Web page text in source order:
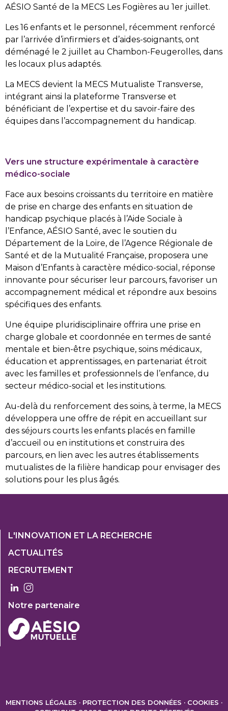
AÉSIO Santé de la MECS Les Fogières au 1er juillet.
Les 16 enfants et le personnel, récemment renforcé
par l’arrivée d’infirmiers et d’aides-soignants, ont
déménagé le 2 juillet au Chambon-Feugerolles, dans
les locaux plus adaptés.
La MECS devient la MECS Mutualiste Transverse,
intégrant ainsi la plateforme Transverse et
bénéficiant de l’expertise et du savoir-faire des
équipes dans l’accompagnement du handicap.
Vers une structure expérimentale à caractère
médico-sociale
Face aux besoins croissants du territoire en matière
de prise en charge des enfants en situation de
handicap psychique placés à l’Aide Sociale à
l’Enfance, AÉSIO Santé, avec le soutien du
Département de la Loire, de l’Agence Régionale de
Santé et de la Mutualité Française, proposera une
Maison d’Enfants à caractère médico-social, réponse
innovante pour sécuriser leur parcours, favoriser un
accompagnement médical et répondre aux besoins
spécifiques des enfants.
Une équipe pluridisciplinaire offrira une prise en
charge globale et coordonnée en termes de santé
mentale et bien-être psychique, soins médicaux,
éducation et apprentissages, en partenariat étroit
avec les familles et professionnels de l’enfance, du
secteur médico-social et les institutions.
Au-delà du renforcement des soins, à terme, la MECS
développera une offre de répit en accueillant sur
des séjours courts les enfants placés en famille
d’accueil ou en institutions et construira des
parcours, en lien avec les autres établissements
mutualistes de la filière handicap pour envisager des
solutions pour les plus âgés.
Footer
1
Col
3
L'INNOVATION ET LA RECHERCHE
ACTUALITÉS
RECRUTEMENT
Notre partenaire
MENTIONS LÉGALES PROTECTION DES DONNÉES
COOKIES